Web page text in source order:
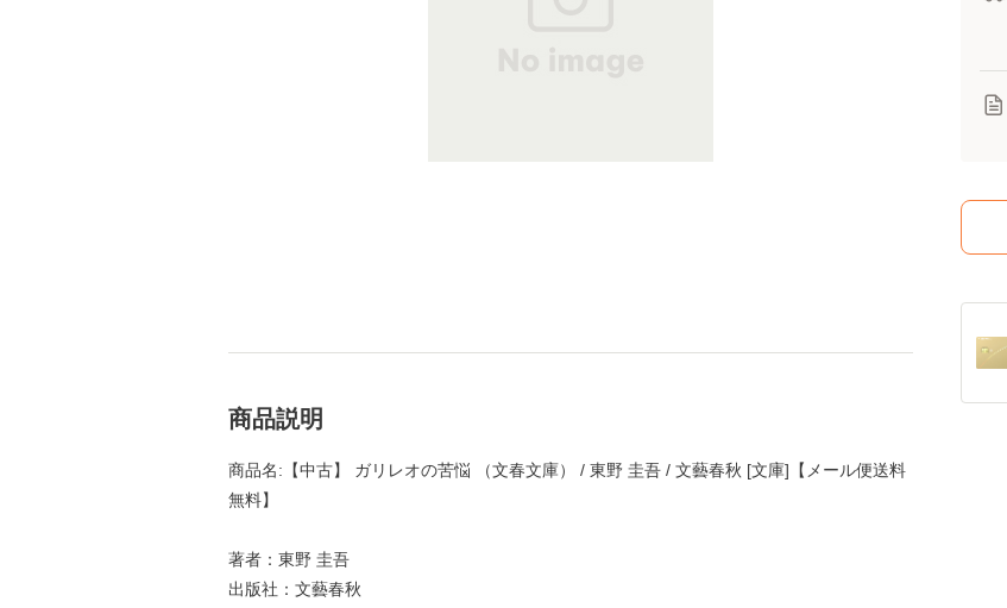
商品説明
商品名:【中古】 ガリレオの苦悩 （文春文庫） / 東野 圭吾 / 文藝春秋 [文庫]【メール便送料
無料】
著者：東野 圭吾
出版社：文藝春秋